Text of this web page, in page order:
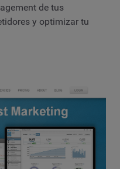
de tus
y optimizar tu